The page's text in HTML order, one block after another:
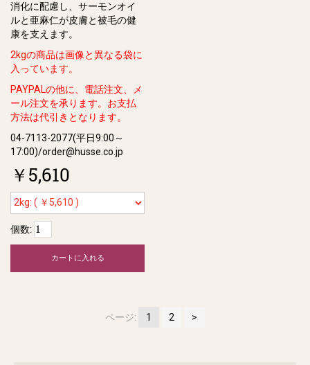
消化に配慮し、サーモンオイ
ルと亜⿇仁が⽪膚と被⽑の健
康を⽀えます。
2kgの商品は画像と異なる袋に
入っています。
PAYPALの他に、電話注文、メ
ール注文を承ります。 お支払
方法は代引きとなります。
04-7113-2077(平日9:00～
17:00)/order@husse.co.jp
￥5,610
個数:
カートに入れる
ページ: 1 2